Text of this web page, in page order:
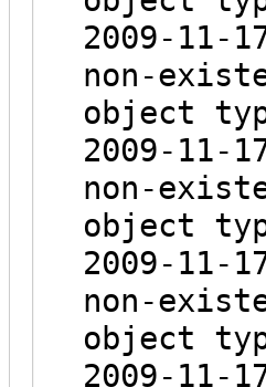
2009-11-
non-
object
2009-11-
non-
object
2009-11-
non-
object
2009-11-